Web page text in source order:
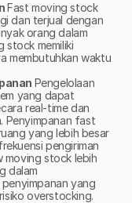
Fast moving stock
dan terjual dengan
orang dalam
stock memiliki
membutuhkan waktu
Pengelolaan
yang dapat
real-time dan
Penyimpanan fast
yang lebih besar
pengiriman
moving stock lebih
dalam
yang
overstocking.